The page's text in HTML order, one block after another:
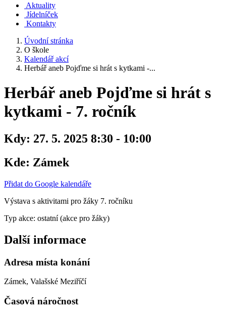
Aktuality
Jídelníček
Kontakty
Úvodní stránka
O škole
Kalendář akcí
Herbář aneb Pojďme si hrát s kytkami -...
Herbář aneb Pojďme si hrát s
kytkami - 7. ročník
Kdy: 27. 5. 2025 8:30 - 10:00
Kde: Zámek
Přidat do Google kalendáře
Výstava s aktivitami pro žáky 7. ročníku
Typ akce: ostatní (akce pro žáky)
Další informace
Adresa místa konání
Zámek, Valašské Meziříčí
Časová náročnost